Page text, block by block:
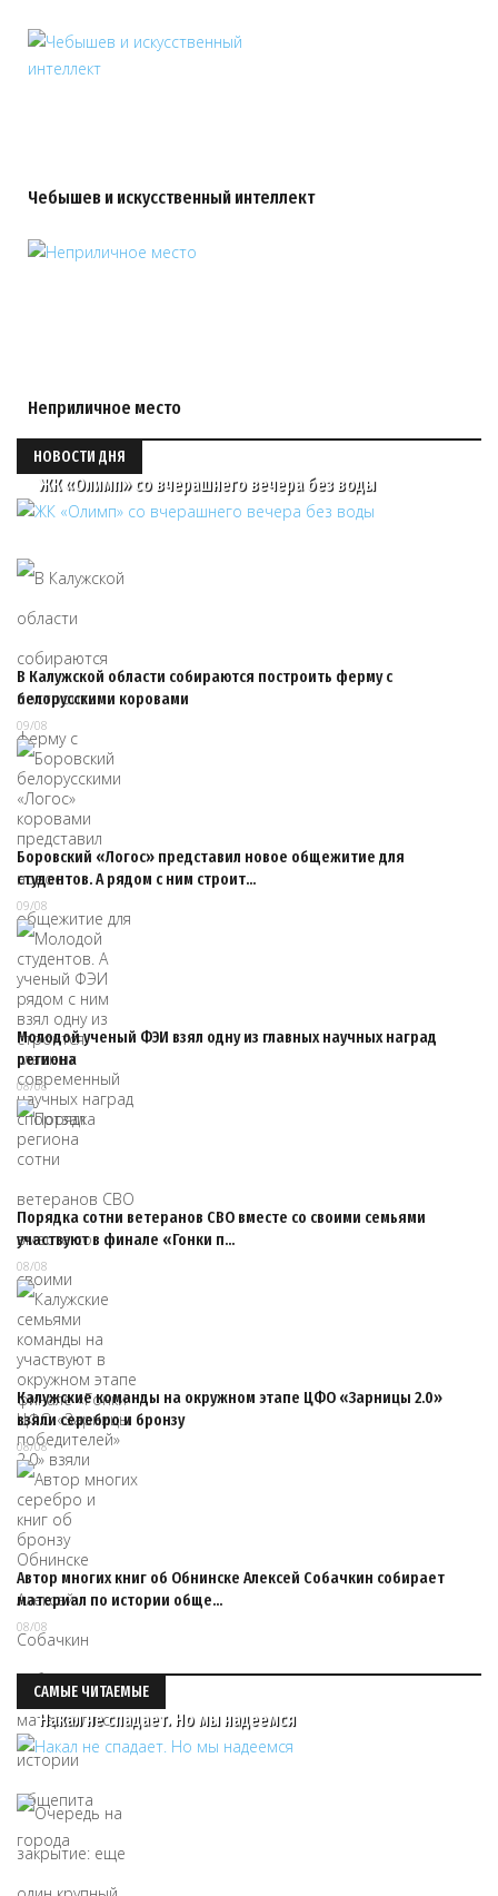
Чебышев и искусственный интеллект
Неприличное место
НОВОСТИ ДНЯ
ЖК «Олимп» со вчерашнего вечера без воды
В Калужской области собираются построить ферму с
белорусскими коровами
09/08
Боровский «Логос» представил новое общежитие для
студентов. А рядом с ним строит…
09/08
Молодой ученый ФЭИ взял одну из главных научных наград
региона
08/08
Порядка сотни ветеранов СВО вместе со своими семьями
участвуют в финале «Гонки п…
08/08
Калужские команды на окружном этапе ЦФО «Зарницы 2.0»
взяли серебро и бронзу
08/08
Автор многих книг об Обнинске Алексей Собачкин собирает
материал по истории обще…
08/08
САМЫЕ ЧИТАЕМЫЕ
Накал не спадает. Но мы надеемся